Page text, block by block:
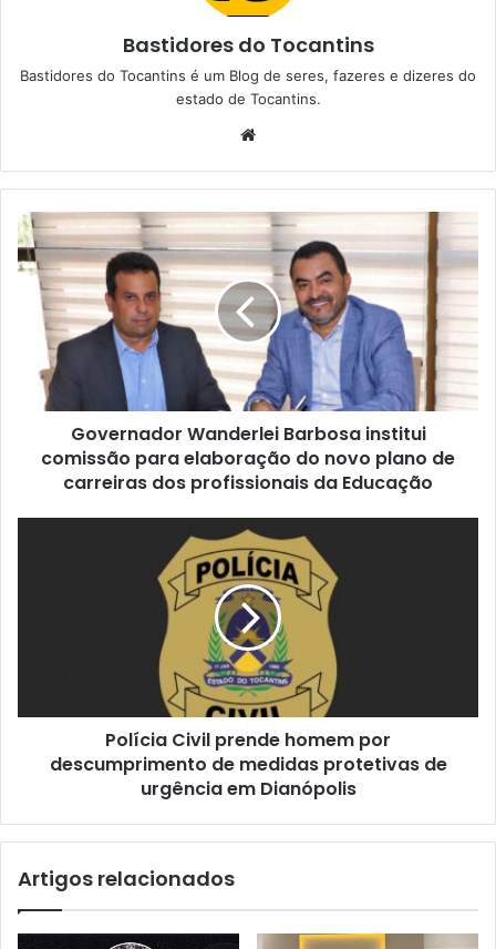
Bastidores do Tocantins
Bastidores do Tocantins é um Blog de seres, fazeres e dizeres do
estado de Tocantins.
b
s
i
t
e
Governador Wanderlei Barbosa institui
comissão para elaboração do novo plano de
carreiras dos profissionais da Educação
Polícia Civil prende homem por
descumprimento de medidas protetivas de
urgência em Dianópolis
Artigos relacionados